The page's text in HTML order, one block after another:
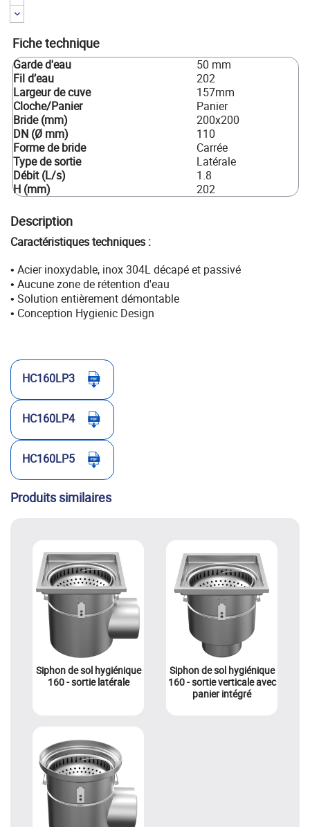
Fiche technique
Garde d'eau
50 mm
Fil d’eau
202
Largeur de cuve
157mm
Cloche/Panier
Panier
Bride (mm)
200x200
DN (Ø mm)
110
Forme de bride
Carrée
Type de sortie
Latérale
Débit (L/s)
1.8
H (mm)
202
Description
Caractéristiques techniques :
• Acier inoxydable, inox 304L décapé et passivé
• Aucune zone de rétention d'eau
• Solution entièrement démontable
• Conception Hygienic Design
HC160LP3
HC160LP4
HC160LP5
Produits similaires
Siphon de sol hygiénique
160 - sortie latérale
Siphon de sol hygiénique
160 - sortie verticale avec
panier intégré